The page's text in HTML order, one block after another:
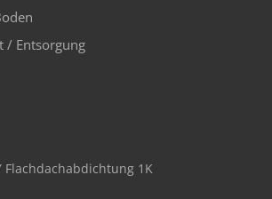
/ Entsorgung
Flachdachabdichtung 1K